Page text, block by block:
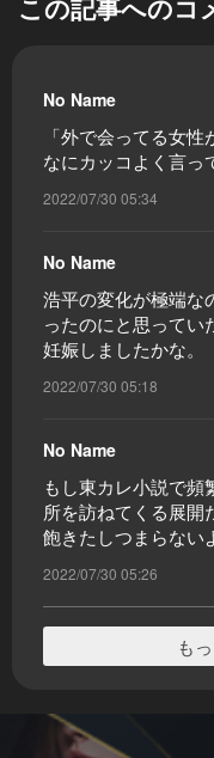
この記事へのコ
No Name
「外で会ってる女性
なにカッコよく言っ
2022/07/30 05:34
No Name
浩平の変化が極端な
ったのにと思ってい
妊娠しましたかな。
2022/07/30 05:18
No Name
もし東カレ小説で
所を訪ねてくる展開
飽きたしつまらない
2022/07/30 05:26
も